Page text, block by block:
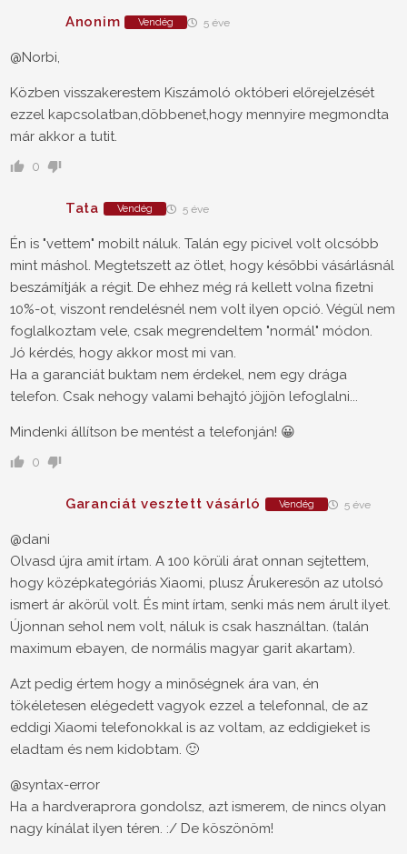
Anonim Vendég 5 éve
@Norbi,
Közben visszakerestem Kiszámoló októberi előrejelzését
ezzel kapcsolatban,döbbenet,hogy mennyire megmondta
már akkor a tutit.
0
Tata Vendég 5 éve
Én is "vettem" mobilt náluk. Talán egy picivel volt olcsóbb
mint máshol. Megtetszett az ötlet, hogy későbbi vásárlásnál
beszámítják a régit. De ehhez még rá kellett volna fizetni
10%-ot, viszont rendelésnél nem volt ilyen opció. Végül nem
foglalkoztam vele, csak megrendeltem "normál" módon.
Jó kérdés, hogy akkor most mi van.
Ha a garanciát buktam nem érdekel, nem egy drága
telefon. Csak nehogy valami behajtó jöjjön lefoglalni...
Mindenki állítson be mentést a telefonján! 😀
0
Garanciát vesztett vásárló Vendég 5 éve
@dani
Olvasd újra amit írtam. A 100 körüli árat onnan sejtettem,
hogy középkategóriás Xiaomi, plusz Árukeresőn az utolsó
ismert ár akörül volt. És mint írtam, senki más nem árult ilyet.
Újonnan sehol nem volt, náluk is csak használtan. (talán
maximum ebayen, de normális magyar garit akartam).
Azt pedig értem hogy a minőségnek ára van, én
tökéletesen elégedett vagyok ezzel a telefonnal, de az
eddigi Xiaomi telefonokkal is az voltam, az eddigieket is
eladtam és nem kidobtam. 🙂
@syntax-error
Ha a hardveraprora gondolsz, azt ismerem, de nincs olyan
nagy kínálat ilyen téren. :/ De köszönöm!